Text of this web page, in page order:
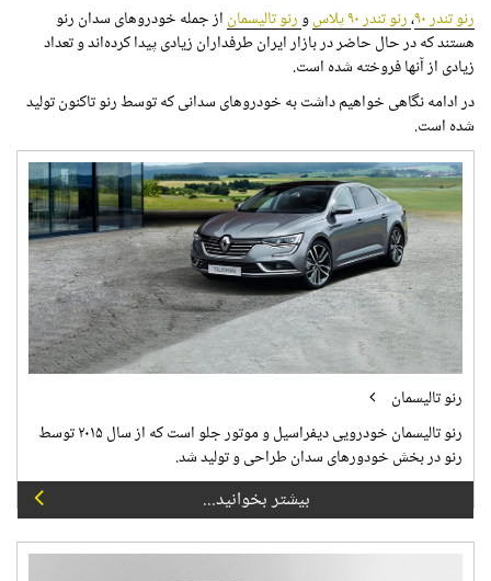
رنو تندر ۹۰ ،رنو تندر ۹۰ پلاس ورنو تالیسماناز جمله خودروهای سدان رنو
هستند که در حال حاضر در بازار ایران طرفداران زیادی پیدا کرده‌اند و تعداد
زیادی از آنها فروخته شده است.
در ادامه نگاهی خواهیم داشت به خودروهای سدانی که توسط رنو تاکنون تولید
شده است.
رنو تالیسمان
رنو تالیسمان خودرویی دیفراسیل و موتور جلو است که از سال ۲۰۱۵ توسط
رنو در بخش خودورهای سدان طراحی و تولید شد.
بیشتر بخوانید...